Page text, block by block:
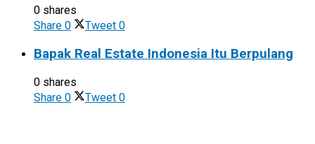
0 shares
Share 0 Tweet 0
Bapak Real Estate Indonesia Itu Berpulang
0 shares
Share 0 Tweet 0